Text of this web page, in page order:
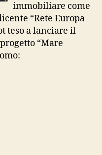
immobiliare come
“Rete Europa
teso a lanciare il
“Mare